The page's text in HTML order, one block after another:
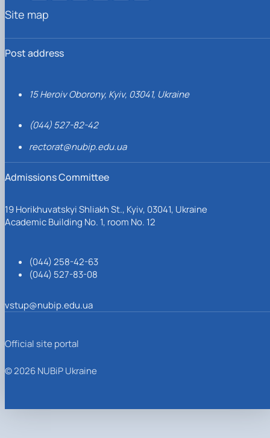
Post address
15 Heroiv Oborony, Kyiv, 03041, Ukraine
(044) 527-82-42
rectorat@nubip.edu.ua
Admissions Committee
19 Horikhuvatskyi Shliakh St., Kyiv, 03041, Ukraine
Academic Building No. 1, room No. 12
(044) 258-42-63
(044) 527-83-08
vstup@nubip.edu.ua
Site map
Official site portal
© 2026 NUBiP Ukraine